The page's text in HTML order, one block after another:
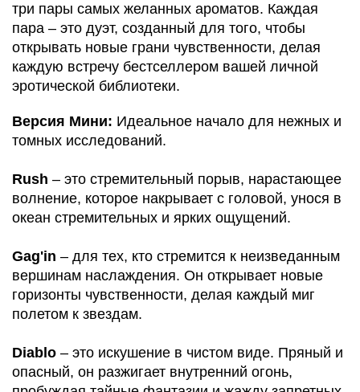
три пары самых желанных ароматов. Каждая
пара – это дуэт, созданный для того, чтобы
открывать новые грани чувственности, делая
каждую встречу бестселлером вашей личной
эротической библиотеки.
Версия Мини: Идеальное начало для нежных и
томных исследований.
Rush – это стремительный порыв, нарастающее
волнение, которое накрывает с головой, унося в
океан стремительных и ярких ощущений.
Gag'in – для тех, кто стремится к неизведанным
вершинам наслаждения. Он открывает новые
горизонты чувственности, делая каждый миг
полетом к звездам.
Diablo – это искушение в чистом виде. Пряный и
опасный, он разжигает внутренний огонь,